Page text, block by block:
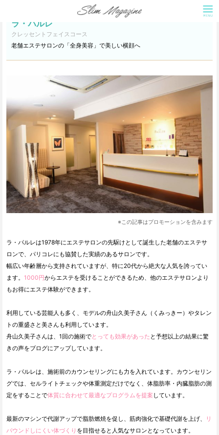
ラ・パルレ
クレッセントフェイスコース
老舗エステサロンの「全身美容」で美しい横顔へ
※この記事はプロモーションを含みます
ラ・パルレは1978年にエステサロンの先駆けとして誕生した老舗のエステサ
ロンで、パリコレにも協賛した実績のあるサロンです。
幅広い年齢層から支持されていますが、特に20代から絶大な人気を誇ってい
ます。 1000円からエステを受けることができるため、他のエステサロンより
もお得にエステ体験ができます。
利用している芸能人も多く、モデルの舟山久美子さん（くみっきー）やタレン
トの重盛さと美さんも利用しています。
舟山久美子さんは、1回の施術でとっても効果があった と予想以上の結果に驚
きの声をブログにアップしています。
ラ・パルレは、施術前のカウンセリングにも力を入れています。カウンセリン
グでは、セルライトチェックや体重測定だけでなく、体脂肪率・内臓脂肪の測
定をすることで体質に合わせて最適なプログラムを提案 しています。
最新のマシンで代謝アップで脂肪燃焼を促し、筋肉強化で基礎代謝を上げ、
リ
バウンドしにくい体づくり を目指せると人気なサロンとなっています。